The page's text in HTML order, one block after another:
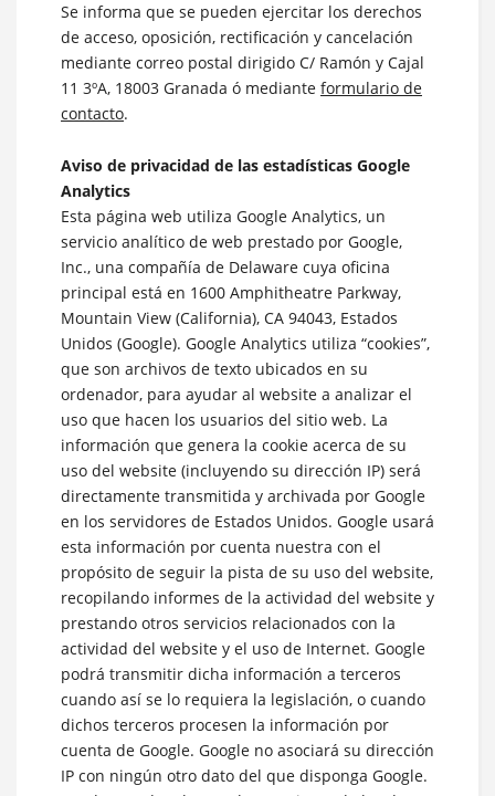
Se informa que se pueden ejercitar los derechos
de acceso, oposición, rectificación y cancelación
mediante correo postal dirigido C/ Ramón y Cajal
11 3ºA, 18003 Granada ó mediante formulario de
contacto.
Aviso de privacidad de las estadísticas Google
Analytics
Esta página web utiliza Google Analytics, un
servicio analítico de web prestado por Google,
Inc., una compañía de Delaware cuya oficina
principal está en 1600 Amphitheatre Parkway,
Mountain View (California), CA 94043, Estados
Unidos (Google). Google Analytics utiliza “cookies”,
que son archivos de texto ubicados en su
ordenador, para ayudar al website a analizar el
uso que hacen los usuarios del sitio web. La
información que genera la cookie acerca de su
uso del website (incluyendo su dirección IP) será
directamente transmitida y archivada por Google
en los servidores de Estados Unidos. Google usará
esta información por cuenta nuestra con el
propósito de seguir la pista de su uso del website,
recopilando informes de la actividad del website y
prestando otros servicios relacionados con la
actividad del website y el uso de Internet. Google
podrá transmitir dicha información a terceros
cuando así se lo requiera la legislación, o cuando
dichos terceros procesen la información por
cuenta de Google. Google no asociará su dirección
IP con ningún otro dato del que disponga Google.